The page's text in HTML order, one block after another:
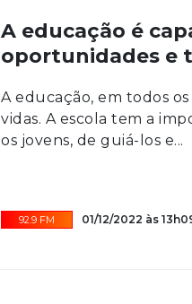
A educação é
oportunidades e
A educação, em todos
vidas. A escola tem a
os jovens, de guiá-los e...
92.9 FM 01/12/2022 às